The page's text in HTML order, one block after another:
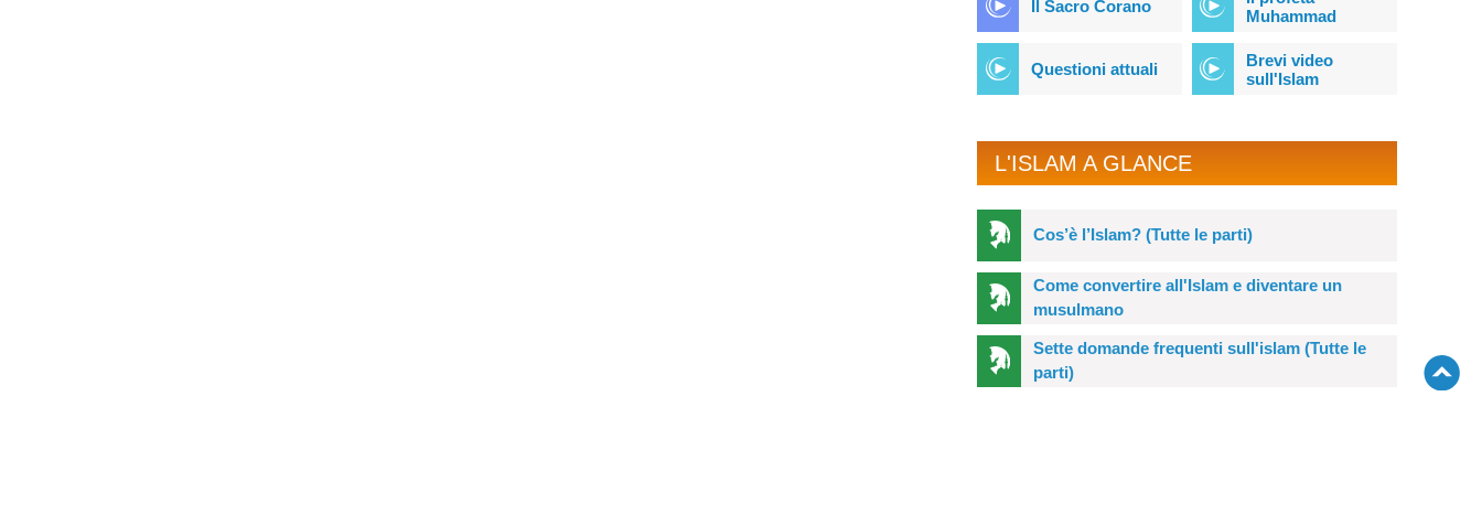
Il Sacro Corano
Muhammad
Questioni attuali
Brevi video
sull'Islam
L'ISLAM A GLANCE
Cos’è l’Islam? (Tutte le parti)
Come convertire all'Islam e diventare un
musulmano
Sette domande frequenti sull'islam (Tutte le
parti)